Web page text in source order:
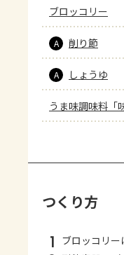
ブロッコリー
A 削り節
A しょうゆ
うま味調味料「
つくり方
1 ブロッコリー